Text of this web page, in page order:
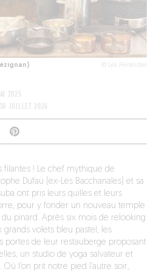
© Les Perséides
2025
30 JUILLET 2026
filantes ! Le chef mythique de
Dufau (ex-Les Bacchanales) et sa
ont pris leurs quilles et leurs
pour y fonder un nouveau temple
pinard. Après six mois de relooking
grands volets bleu pastel, les
portes de leur restauberge proposant
un studio de yoga salvateur et
l’on prit notre pied l’autre soir,